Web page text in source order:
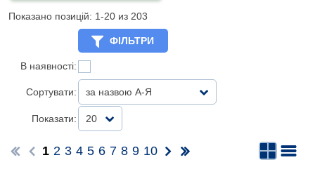
Показано позицій: 1-20 из 203
ФІЛЬТРИ
В наявності:
Сортувати: за назвою А-Я
Показати: 20
1 2 3 4 5 6 7 8 9 10